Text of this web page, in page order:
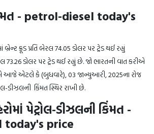
- petrol-diesel today's
ક્રૂડ પ્રતિ બેરલ 74.05 ડોલર પર ટ્રેડ થઈ રહ્યું
73.26 ડોલર પર ટ્રેડ થઈ રહ્યું છે. જો ભારતની વાત કરીએ
આજે ​​એટલે કે (બુધવારે), 03 જાન્યુઆરી, 2025ના રોજ
ડીઝલની કિંમત સ્થિર રાખી છે.
પેટ્રોલ-ડીઝલની કિંમત -
price